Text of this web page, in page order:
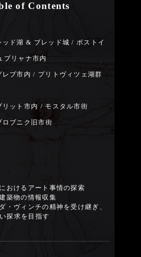
of Contents
ド湖 & ブレッド城 / ポストイ
ブリャナ市内
ブ市内 / プリトヴィツェ湖群
ット市内 / モスタル市街
ブニク旧市街
おけるアート事情の探索
築物の情報収集
・ヴィンチの精神を受け継ぎ、
探求を目指す